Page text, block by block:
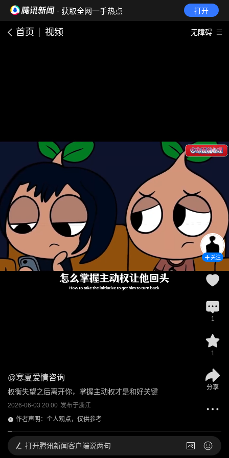
· 获取全网一手热点 打开
首页 视频 无障碍
@寒夏爱情咨询
权衡失望之后离开你，掌握主动权才是和好关键
2026-06-03 20:00 发布于浙江
作者声明：个人观点，仅供参考
关注
1
1
分享
打开腾讯新闻客户端说两句